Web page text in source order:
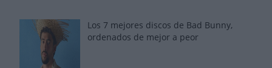
Los 7 mejores discos de Bad Bunny,
ordenados de mejor a peor